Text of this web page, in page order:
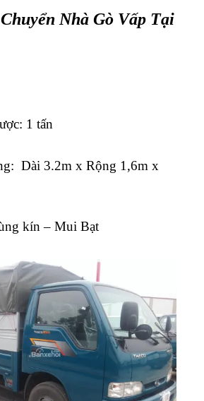
Nhà Gò Vấp Tại
1 tấn
Dài 3.2m x Rộng 1,6m x
kín – Mui Bạt